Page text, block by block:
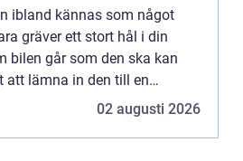
ibland kännas som något
gräver ett stort hål i din
bilen går som den ska kan
att lämna in den till en
02 augusti 2026